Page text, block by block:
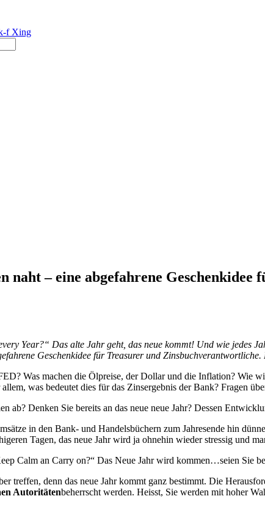
f Xing
naht – eine abgefahrene Geschenkidee
every Year?“ Das alte Jahr geht, das neue kommt! Und wie
Geschenkidee für Treasurer und
Was machen die Ölpreise, der Dollar und die Inflation?
was bedeutet dies für das Zinsergebnis der Bank? Fragen
ab? Denken Sie bereits an das neue neue Jahr? Dessen
in den Bank- und Handelsbüchern zum Jahresende hin
Tagen, das neue Jahr wird ja ohnehin wieder stressig und
Calm an Carry on?“ Das Neue Jahr wird kommen…seien Sie
treffen, denn das neue Jahr kommt ganz bestimmt. Die
Autoritätenbeherrscht werden. Heisst, Sie werden mit hoher